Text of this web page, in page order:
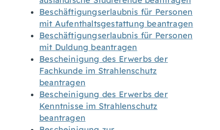
Beschäftigungserlaubnis für Personen
mit Aufenthaltsgestattung beantragen
Beschäftigungserlaubnis für Personen
mit Duldung beantragen
Bescheinigung des Erwerbs der
Fachkunde im Strahlenschutz
beantragen
Bescheinigung des Erwerbs der
Kenntnisse im Strahlenschutz
beantragen